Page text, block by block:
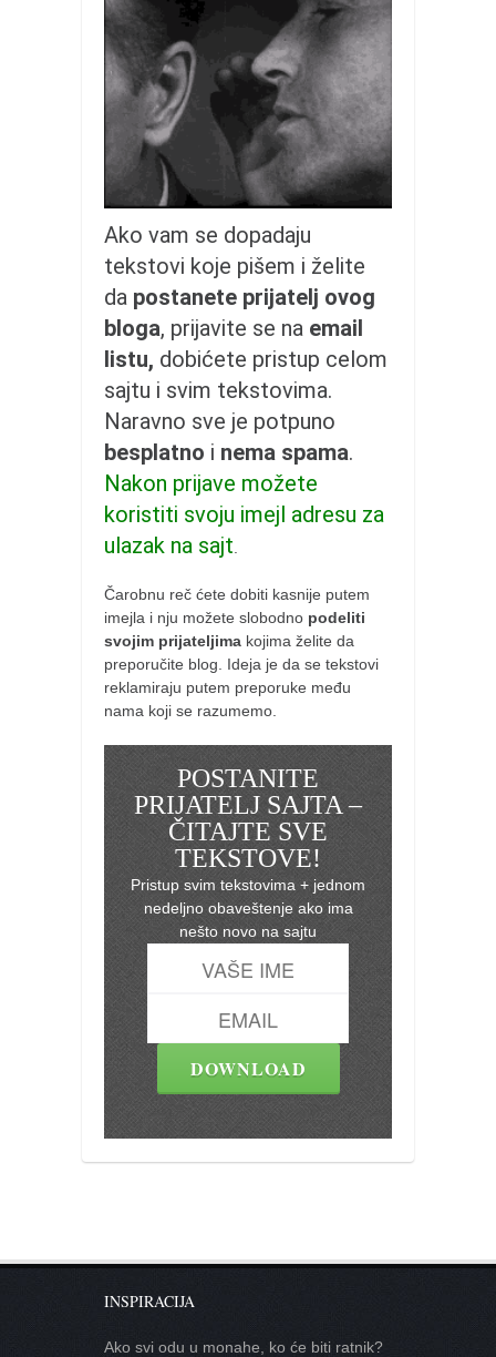
članarina
kontakt
besplatna e-knjiga
termini treninga
kontakt
Ako vam se dopadaju
tekstovi koje pišem i želite
da postanete prijatelj ovog
bloga, prijavite se na email
listu, dobićete pristup celom
sajtu i svim tekstovima.
Naravno sve je potpuno
besplatno i nema spama.
Nakon prijave možete
koristiti svoju imejl adresu za
ulazak na sajt
Čarobnu reč ćete dobiti kasnije putem
imejla i nju možete slobodno podeliti
svojim prijateljima kojima želite da
preporučite blog. Ideja je da se tekstovi
reklamiraju putem preporuke među
nama koji se razumemo.
POSTANITE
PRIJATELJ SAJTA –
ČITAJTE SVE
TEKSTOVE!
Pristup svim tekstovima + jednom
nedeljno obaveštenje ako ima
nešto novo na sajtu
INSPIRACIJA
Ako svi odu u monahe, ko će biti ratnik?